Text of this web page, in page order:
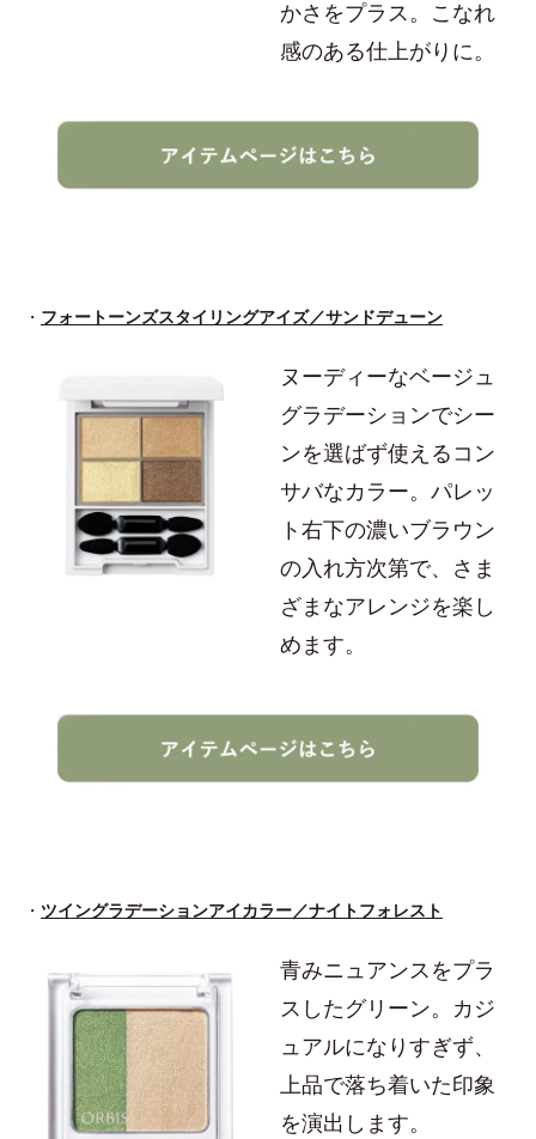
かさをプラス。こなれ
感のある仕上がりに。
・ フォートーンズスタイリングアイズ／サンドデューン
ヌーディーなベージュ
グラデーションでシー
ンを選ばず使えるコン
サバなカラー。パレッ
ト右下の濃いブラウン
の入れ方次第で、さま
ざまなアレンジを楽し
めます。
・ ツイングラデーションアイカラー／ナイトフォレスト
青みニュアンスをプラ
スしたグリーン。カジ
ュアルになりすぎず、
上品で落ち着いた印象
を演出します。